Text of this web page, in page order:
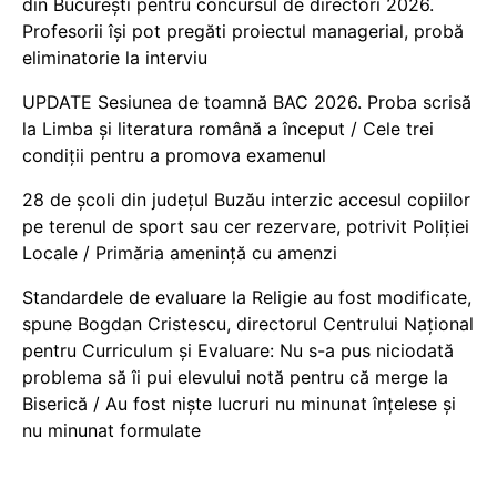
din București pentru concursul de directori 2026.
Profesorii își pot pregăti proiectul managerial, probă
eliminatorie la interviu
UPDATE Sesiunea de toamnă BAC 2026. Proba scrisă
la Limba și literatura română a început / Cele trei
condiții pentru a promova examenul
28 de școli din județul Buzău interzic accesul copiilor
pe terenul de sport sau cer rezervare, potrivit Poliției
Locale / Primăria amenință cu amenzi
Standardele de evaluare la Religie au fost modificate,
spune Bogdan Cristescu, directorul Centrului Național
pentru Curriculum și Evaluare: Nu s-a pus niciodată
problema să îi pui elevului notă pentru că merge la
Biserică / Au fost niște lucruri nu minunat înțelese și
nu minunat formulate